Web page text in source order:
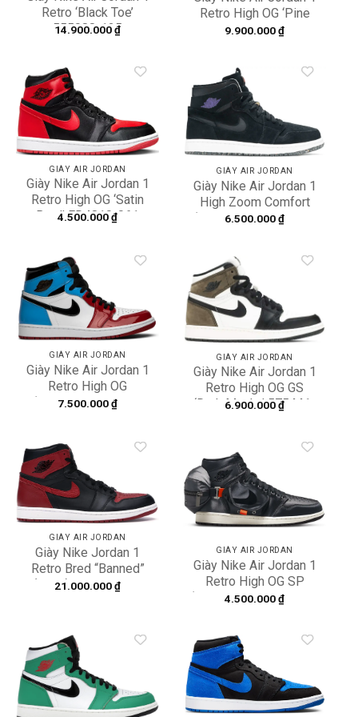
Retro ‘Black Toe’
555088-125
14.900.000₫
Retro High OG ‘Pine
Green’ 555088-302
9.900.000₫
wishlist
GIÀY AIR JORDAN
Giày Nike Air Jordan 1
Retro High OG ‘Satin
Bred’ FD4810-061
4.500.000₫
wishlist
GIÀY AIR JORDAN
Giày Nike Air Jordan 1
High Zoom Comfort
‘Court Black’ CT0978-
6.500.000₫
wishlist
GIÀY AIR JORDAN
Giày Nike Air Jordan 1
Retro High OG
‘Fearless’ CK5666-
7.500.000₫
GIÀY AIR JORDAN
Giày Nike Air Jordan 1
Retro High OG GS
‘Dark Mocha’ 575441-
6.900.000₫
wishlist
GIÀY AIR JORDAN
Giày Nike Jordan 1
Retro Bred “Banned”
(2016) 555088-001
21.000.000₫
wishlist
GIÀY AIR JORDAN
Giày Nike Air Jordan 1
Retro High OG SP
‘Utility Stash’ DN4336-
4.500.000₫
wishlist
wishlist